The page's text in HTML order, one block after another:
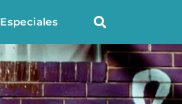
Especiales